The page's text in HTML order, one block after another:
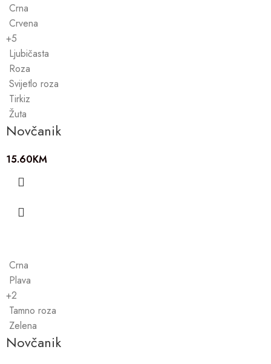
Crna
Crvena
+5
Ljubičasta
Roza
Svijetlo roza
Tirkiz
Žuta
Novčanik
15.60KM
Crna
Plava
+2
Tamno roza
Zelena
Novčanik